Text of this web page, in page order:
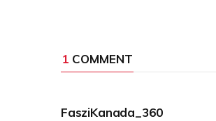
1 COMMENT
FasziKanada_360